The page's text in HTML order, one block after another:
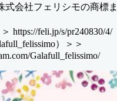
式会社フェリシモの商標
https://feli.jp/s/pr240830/4/
）＞＞
Galafull_felissimo/